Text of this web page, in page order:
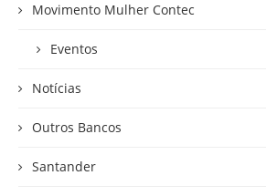
Movimento Mulher Contec
Eventos
Notícias
Outros Bancos
Santander